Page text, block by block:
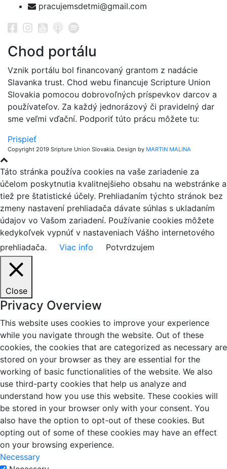
pracujemsdetmi@gmail.com
Chod portálu
Vznik portálu bol financovaný grantom z nadácie
Slavanka trust. Chod webu financuje Scripture Union
Slovakia pomocou dobrovoľných príspevkov darcov a
používateľov. Za každý jednorázový či pravidelný dar
sme veľmi vďační. Podporiť túto prácu môžete tu:
Prispieť
Copyright 2019 Sripture Union Slovakia. Design by MARTIN MALINA
Táto stránka používa cookies na vaše zariadenie za
účelom poskytnutia kvalitnejšieho obsahu na webstránke a
tiež pre štatistické účely. Prehliadaním týchto stránok bez
zmeny nastavení prehliadača dávate súhlas s ukladaním
údajov vo Vašom zariadení. Používanie cookies môžete
kedykoľvek vypnúť v nastaveniach Vášho internetového
prehliadača.
Viac info Potvrdzujem
Close
Privacy Overview
This website uses cookies to improve your experience
while you navigate through the website. Out of these
cookies, the cookies that are categorized as necessary are
stored on your browser as they are essential for the
working of basic functionalities of the website. We also
use third-party cookies that help us analyze and
understand how you use this website. These cookies will
be stored in your browser only with your consent. You
also have the option to opt-out of these cookies. But
opting out of some of these cookies may have an effect
on your browsing experience.
Necessary